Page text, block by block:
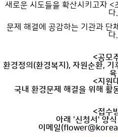
새로운 시도들을 확산시키고자 <
다.
문제 해결에 공감하는 기관과 단
다.
<공모
환경정의(환경복지), 자원순환,
육
<지원
국내 환경문제 해결을 위해 활
<접수
아래 '신청서' 양
이메일